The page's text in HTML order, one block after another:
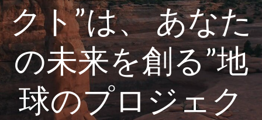
クト”は、 あなた
の未来を創る”地
球のプロジェク